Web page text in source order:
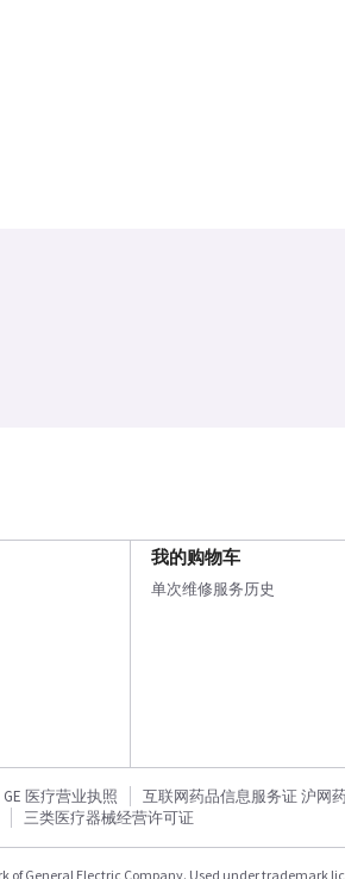
我的购物车
单次维修服务历史
GE 医疗营业执照
互联网药品信息服务证 沪网
三类医疗器械经营许可证
of General Electric Company. Used under trademark